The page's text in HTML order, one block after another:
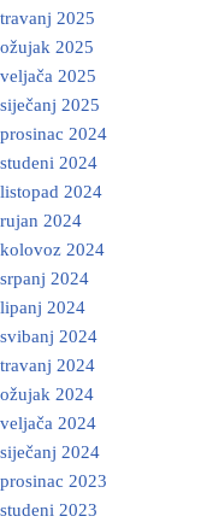
travanj 2025
ožujak 2025
veljača 2025
siječanj 2025
prosinac 2024
studeni 2024
listopad 2024
rujan 2024
kolovoz 2024
srpanj 2024
lipanj 2024
svibanj 2024
travanj 2024
ožujak 2024
veljača 2024
siječanj 2024
prosinac 2023
studeni 2023